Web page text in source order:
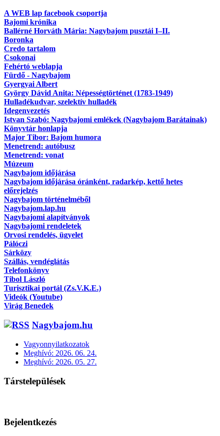
A WEB lap facebook csoportja
Bajomi krónika
Ballérné Horváth Mária: Nagybajom pusztái I–II.
Boronka
Credo tartalom
Csokonai
Fehértó weblapja
Fürdő - Nagybajom
Gyergyai Albert
György Dávid Anita: Népességtörténet (1783-1949)
Hulladékudvar, szelektív hulladék
Idegenvezetés
Istvan Szabó: Nagybajomi emlékek (Nagybajom Barátainak)
Könyvtár honlapja
Major Tibor: Bajom humora
Menetrend: autóbusz
Menetrend: vonat
Múzeum
Nagybajom időjárása
Nagybajom időjárása óránként, radarkép, kettő hetes
előrejelzés
Nagybajom történelméből
Nagybajom.lap.hu
Nagybajomi alapítványok
Nagybajomi rendeletek
Orvosi rendelés, ügyelet
Pálóczi
Sárközy
Szállás, vendéglátás
Telefonkönyv
Tibol László
Turisztikai portál (Zs.V.K.E.)
Videók (Youtube)
Virág Benedek
Nagybajom.hu
Vagyonnyilatkozatok
Meghívó: 2026. 06. 24.
Meghívó: 2026. 05. 27.
Társtelepülések
Bejelentkezés